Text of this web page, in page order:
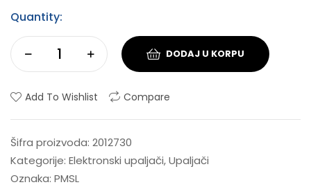
Quantity:
DODAJ U KORPU
Add To Wishlist Compare
Šifra proizvoda: 2012730
Kategorije: Elektronski upaljači,Upaljači
Oznaka: PMSL